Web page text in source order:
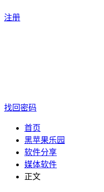
注册
找回密码
首页
黑苹果乐园
软件分享
媒体软件
正文